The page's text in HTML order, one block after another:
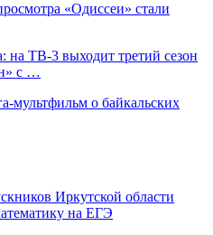
«Одиссеи» стали
на ТВ-3 выходит третий сезон
с …
мультфильм о байкальских
Иркутской области
на ЕГЭ